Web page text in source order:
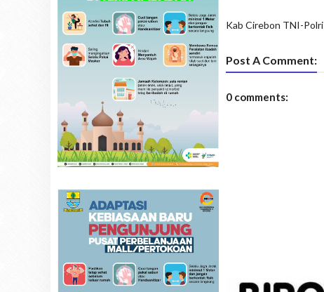
Kab Cirebon TNI-Polri
Post A Comment:
0 comments: